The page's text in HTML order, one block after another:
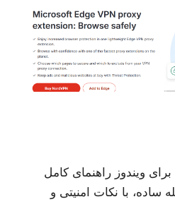
سرخط کوتاه: NordVPN برای ویندوز راهنمای کامل
ساده، با نکات امنیتی و